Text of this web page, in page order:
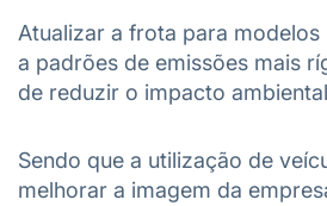
Atualizar a frota para
a padrões de emissões mais
de reduzir o impacto
Sendo que a utilização de
melhorar a imagem da